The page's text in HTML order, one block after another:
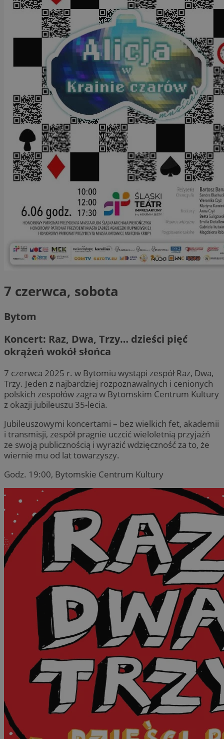
7 czerwca, sobota
Bytom
Koncert: Raz, Dwa, Trzy… dzieści pięć
okrążeń wokół słońca
7 czerwca 2025 r. w Bytomiu wystąpi zespół Raz, Dwa,
Trzy. Jeden z najbardziej rozpoznawalnych i cenionych
polskich zespołów zagra w Bytomskim Centrum Kultury
z okazji jubileuszu 35-lecia.
Jubileuszowymi koncertami – bez wielkich fet, akademii
i transmisji, zespół pragnie uczcić wieloletnią przyjaźń
ze swoją publicznością i wyrazić wdzięczność za to, że
wiernie mu od lat towarzyszy.
Godz. 19:00, Bytomskie Centrum Kultury